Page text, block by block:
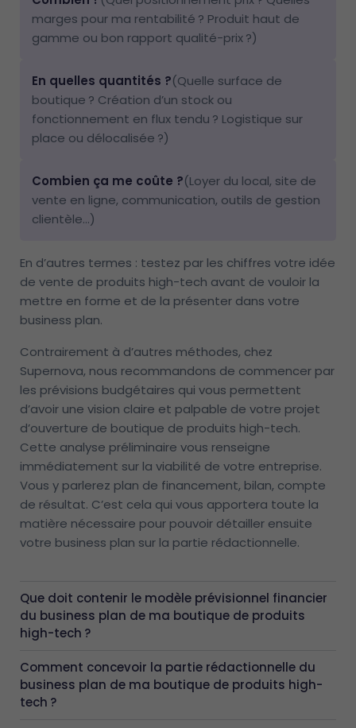
marges pour ma rentabilité ? Produit haut de
gamme ou bon rapport qualité-prix ?)
En quelles quantités ?(Quelle surface de
boutique ? Création d’un stock ou
fonctionnement en flux tendu ? Logistique sur
place ou délocalisée ?)
Combien ça me coûte ?(Loyer du local, site de
vente en ligne, communication, outils de gestion
clientèle…)
En d’autres termes : testez par les chiffres votre idée
de vente de produits high-tech avant de vouloir la
mettre en forme et de la présenter dans votre
business plan.
Contrairement à d’autres méthodes, chez
Supernova, nous recommandons de commencer par
les prévisions budgétaires qui vous permettent
d’avoir une vision claire et palpable de votre projet
d’ouverture de boutique de produits high-tech.
Cette analyse préliminaire vous renseigne
immédiatement sur la viabilité de votre entreprise.
Vous y parlerez plan de financement, bilan, compte
de résultat. C’est cela qui vous apportera toute la
matière nécessaire pour pouvoir détailler ensuite
votre business plan sur la partie rédactionnelle.
Que doit contenir le modèle prévisionnel financier
du business plan de ma boutique de produits
high-tech ?
Comment concevoir la partie rédactionnelle du
business plan de ma boutique de produits high-
tech ?